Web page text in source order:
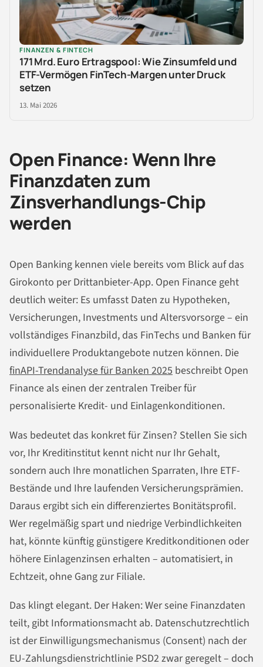
FINANZEN & FINTECH
171 Mrd. Euro Ertragspool: Wie Zinsumfeld und
ETF-Vermögen FinTech-Margen unter Druck
setzen
13. Mai 2026
Open Finance: Wenn Ihre
Finanzdaten zum
Zinsverhandlungs-Chip
werden
Open Banking kennen viele bereits vom Blick auf das
Girokonto per Drittanbieter-App. Open Finance geht
deutlich weiter: Es umfasst Daten zu Hypotheken,
Versicherungen, Investments und Altersvorsorge – ein
vollständiges Finanzbild, das FinTechs und Banken für
individuellere Produktangebote nutzen können. Die
finAPI-Trendanalyse für Banken 2025 beschreibt Open
Finance als einen der zentralen Treiber für
personalisierte Kredit- und Einlagenkonditionen.
Was bedeutet das konkret für Zinsen? Stellen Sie sich
vor, Ihr Kreditinstitut kennt nicht nur Ihr Gehalt,
sondern auch Ihre monatlichen Sparraten, Ihre ETF-
Bestände und Ihre laufenden Versicherungsprämien.
Daraus ergibt sich ein differenziertes Bonitätsprofil.
Wer regelmäßig spart und niedrige Verbindlichkeiten
hat, könnte künftig günstigere Kreditkonditionen oder
höhere Einlagenzinsen erhalten – automatisiert, in
Echtzeit, ohne Gang zur Filiale.
Das klingt elegant. Der Haken: Wer seine Finanzdaten
teilt, gibt Informationsmacht ab. Datenschutzrechtlich
ist der Einwilligungsmechanismus (Consent) nach der
EU-Zahlungsdienstrichtlinie PSD2 zwar geregelt – doch